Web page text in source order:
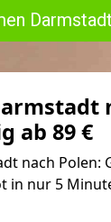
Darmstadt
ab 89 €
nach Polen:
in nur 5